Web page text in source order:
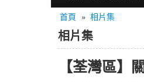
首頁 » 相片集
相片集
【荃灣區】